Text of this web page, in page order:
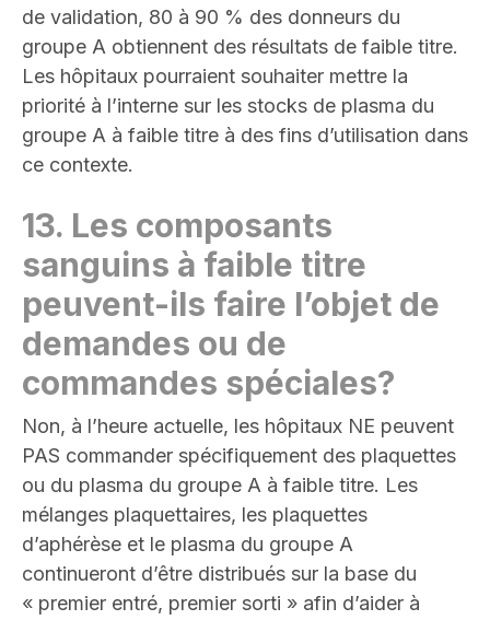
de validation, 80 à 90 % des donneurs du
groupe A obtiennent des résultats de faible titre.
Les hôpitaux pourraient souhaiter mettre la
priorité à l’interne sur les stocks de plasma du
groupe A à faible titre à des fins d’utilisation dans
ce contexte.
13. Les composants
sanguins à faible titre
peuvent-ils faire l’objet de
demandes ou de
commandes spéciales?
Non, à l’heure actuelle, les hôpitaux NE peuvent
PAS commander spécifiquement des plaquettes
ou du plasma du groupe A à faible titre. Les
mélanges plaquettaires, les plaquettes
d’aphérèse et le plasma du groupe A
continueront d’être distribués sur la base du
« premier entré, premier sorti » afin d’aider à